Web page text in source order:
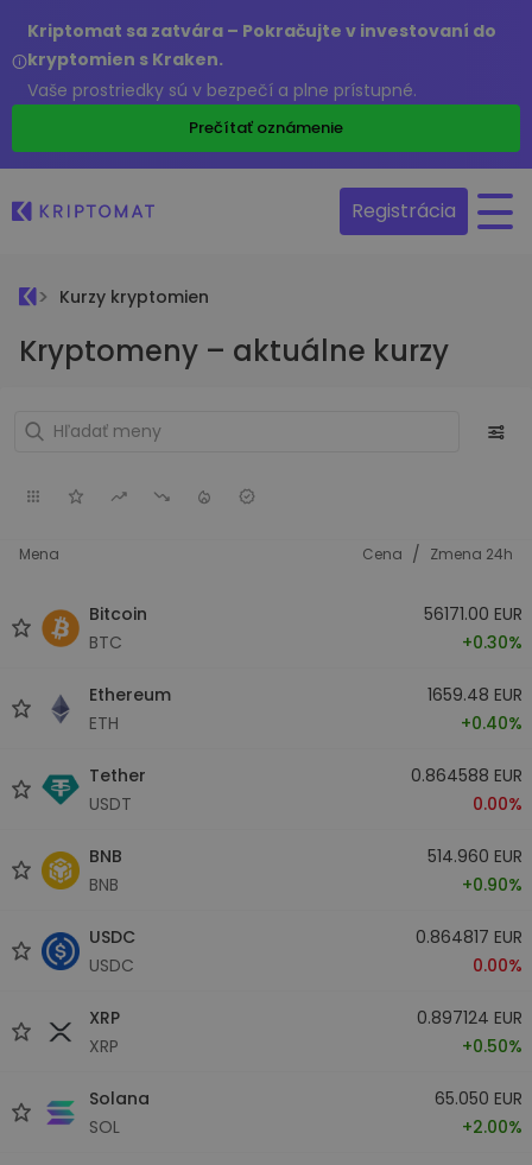
Kriptomat sa zatvára – Pokračujte v investovaní do
kryptomien s Kraken.
Vaše prostriedky sú v bezpečí a plne prístupné.
Prečítať oznámenie
Registrácia
Kurzy kryptomien
Kryptomeny – aktuálne kurzy
Mena Cena / Zmena 24h
Bitcoin
BTC
56171.00 EUR
+0.30%
Ethereum
ETH
1659.48 EUR
+0.40%
Tether
USDT
0.864588 EUR
0.00%
BNB
BNB
514.960 EUR
+0.90%
USDC
USDC
0.864817 EUR
0.00%
XRP
XRP
0.897124 EUR
+0.50%
Solana
SOL
65.050 EUR
+2.00%